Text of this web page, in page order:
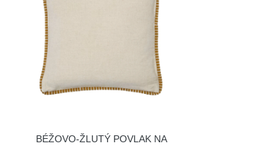
BÉŽOVO-ŽLUTÝ POVLAK NA